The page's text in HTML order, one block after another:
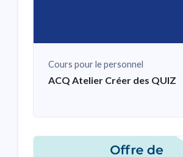
Cours pour le personnel
ACQ Atelier Créer des QUIZ